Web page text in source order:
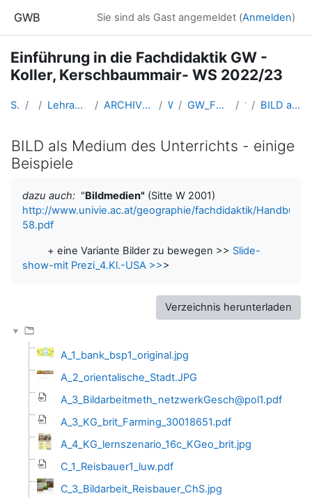
GWB Sie sind als Gast angemeldet (Anmelden)
Einführung in die Fachdidaktik GW -
Koller, Kerschbaummair- WS 2022/23
Startseite Kurse Lehramtsausbildung GW im Cluster Österreich Mitte ARCHIV - Lehrveranstaltungen am Standort Linz - seit 2016 WS_2022/23 GW_FDeinfuehrung_KollerKerschbaummair_2022ws 15-12.01. BILD als Medium des Unterrichts - einige Beispiele
BILD als Medium des Unterrichts - einige
Beispiele
dazu auch: "Bildmedien" (Sitte W 2001)
http://www.univie.ac.at/geographie/fachdidaktik/
58.pdf
+ eine Variante Bilder zu bewegen >> Slide-
show-mit Prezi_4.Kl.-USA >>>
Verzeichnis herunterladen
A_1_bank_bsp1_original.jpg
A_2_orientalische_Stadt.JPG
A_3_Bildarbeitmeth_netzwerkGesch@pol1.pdf
A_3_KG_brit_Farming_30018651.pdf
A_4_KG_lernszenario_16c_KGeo_brit.jpg
C_1_Reisbauer1_luw.pdf
C_3_Bildarbeit_Reisbauer_ChS.jpg